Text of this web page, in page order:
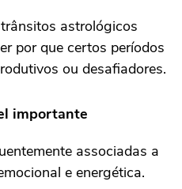
astrológicos
por que certos períodos
ou desafiadores.
importante
associadas a
e energética.